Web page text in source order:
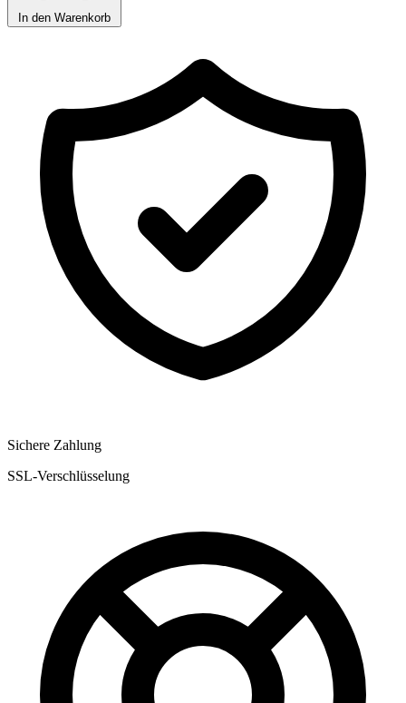
In den Warenkorb
Sichere Zahlung
SSL-Verschlüsselung